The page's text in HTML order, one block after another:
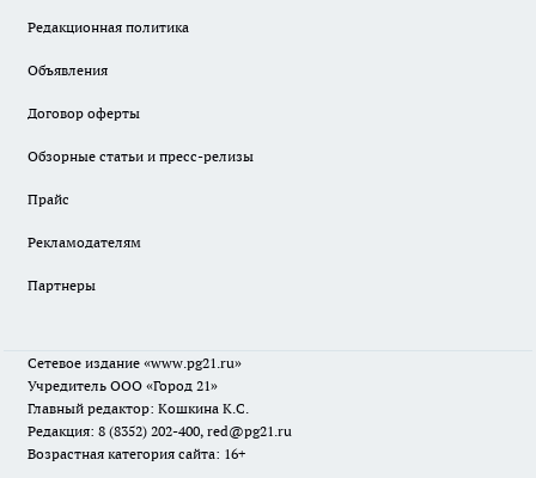
Редакционная политика
Объявления
Договор оферты
Обзорные статьи и пресс-релизы
Прайс
Рекламодателям
Партнеры
Сетевое издание «www.pg21.ru»
Учредитель ООО «Город 21»
Главный редактор: Кошкина К.С.
Редакция: 8 (8352) 202-400, red@pg21.ru
Возрастная категория сайта: 16+